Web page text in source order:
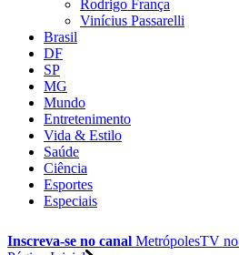
Rodrigo França
Vinícius Passarelli
Brasil
DF
SP
MG
Mundo
Entretenimento
Vida & Estilo
Saúde
Ciência
Esportes
Especiais
Inscreva-se no canal MetrópolesTV no